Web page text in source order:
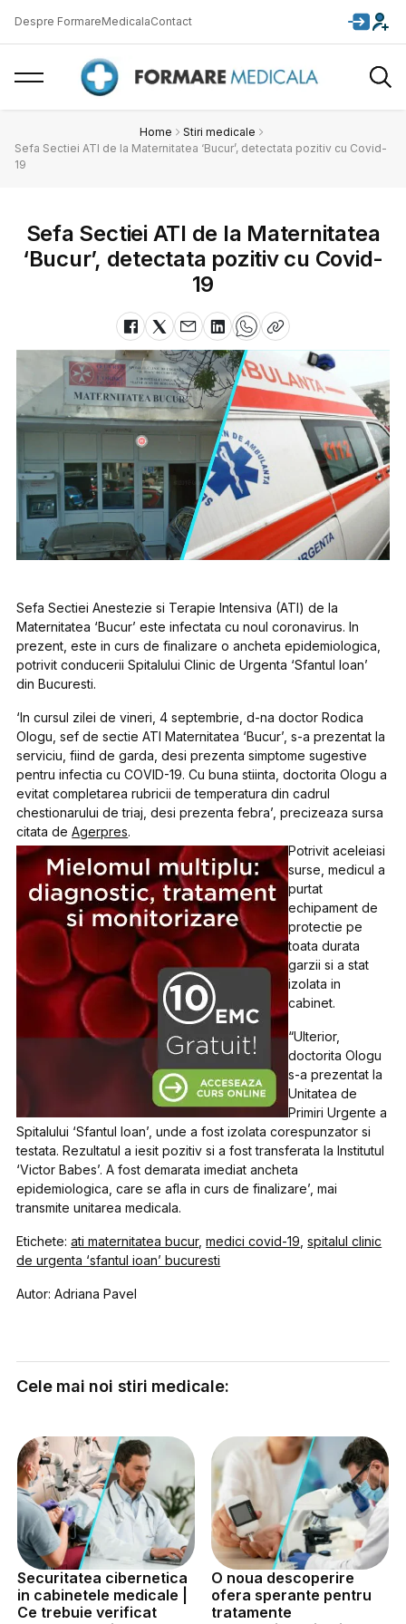
Despre FormareMedicalaContact
Home
Stiri medicale
Sefa Sectiei ATI de la Maternitatea ‘Bucur’, detectata pozitiv cu Covid-
19
Sefa Sectiei ATI de la Maternitatea
‘Bucur’, detectata pozitiv cu Covid-
19
Sefa Sectiei Anestezie si Terapie Intensiva (ATI) de la
Maternitatea ‘Bucur’ este infectata cu noul coronavirus. In
prezent, este in curs de finalizare o ancheta epidemiologica,
potrivit conducerii Spitalului Clinic de Urgenta ‘Sfantul Ioan’
din Bucuresti.
‘In cursul zilei de vineri, 4 septembrie, d-na doctor Rodica
Ologu, sef de sectie ATI Maternitatea ‘Bucur’, s-a prezentat la
serviciu, fiind de garda, desi prezenta simptome sugestive
pentru infectia cu COVID-19. Cu buna stiinta, doctorita Ologu a
evitat completarea rubricii de temperatura din cadrul
chestionarului de triaj, desi prezenta febra’, precizeaza sursa
citata deAgerpres.
Potrivit aceleiasi
surse, medicul a
purtat
echipament de
protectie pe
toata durata
garzii si a stat
izolata in
cabinet.
“Ulterior,
doctorita Ologu
s-a prezentat la
Unitatea de
Primiri Urgente a
Spitalului ‘Sfantul Ioan’, unde a fost izolata corespunzator si
testata. Rezultatul a iesit pozitiv si a fost transferata la Institutul
‘Victor Babes’. A fost demarata imediat ancheta
epidemiologica, care se afla in curs de finalizare’, mai
transmite unitarea medicala.
Etichete:ati maternitatea bucur,medici covid-19 ,spitalul clinic
de urgenta ‘sfantul ioan’ bucuresti
Autor: Adriana Pavel
Cele mai noi stiri medicale:
Securitatea cibernetica
in cabinetele medicale |
Ce trebuie verificat
O noua descoperire
ofera sperante pentru
tratamente